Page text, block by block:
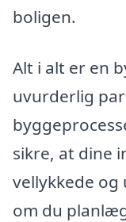
boligen.
Alt i alt er en
uvurderlig
sikre, at dine
vellykkede og
om du